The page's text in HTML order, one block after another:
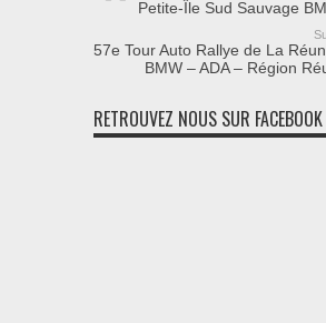
Petite-Île Sud Sauvage
57e Tour Auto Rallye de La
BMW – ADA – Région
RETROUVEZ NOUS SUR FACEBOOK